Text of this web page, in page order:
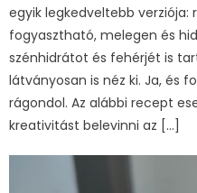
egyik legkedveltebb verziója:
fogyasztható, melegen és
szénhidrátot és fehérjét is
látványosan is néz ki. Ja, és
rágondol. Az alábbi recept
kreativitást belevinni az […]